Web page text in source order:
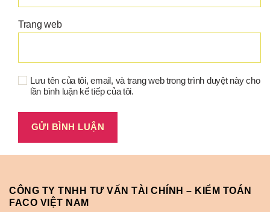
Trang web
Lưu tên của tôi, email, và trang web trong trình duyệt này cho
lần bình luận kế tiếp của tôi.
CÔNG TY TNHH TƯ VẤN TÀI CHÍNH – KIỂM TOÁN
FACO VIỆT NAM